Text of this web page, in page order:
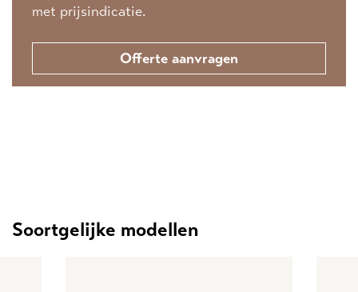
met prijsindicatie.
Offerte aanvragen
Soortgelijke modellen